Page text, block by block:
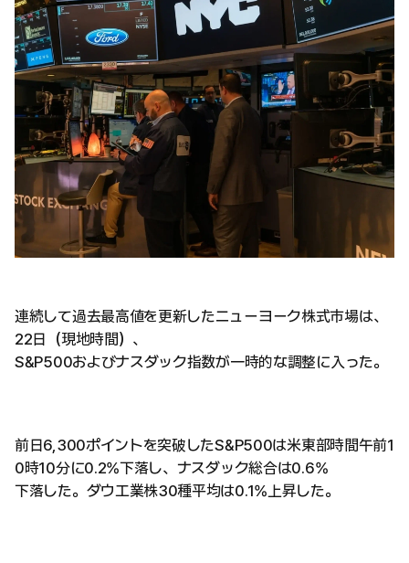
連続して過去最高値を更新したニューヨーク株式市場は、
22日（現地時間）、
S&P500およびナスダック指数が一時的な調整に入った。
前日6,300ポイントを突破したS&P500は米東部時間午前1
0時10分に0.2%下落し、ナスダック総合は0.6%
下落した。ダウ工業株30種平均は0.1%上昇した。